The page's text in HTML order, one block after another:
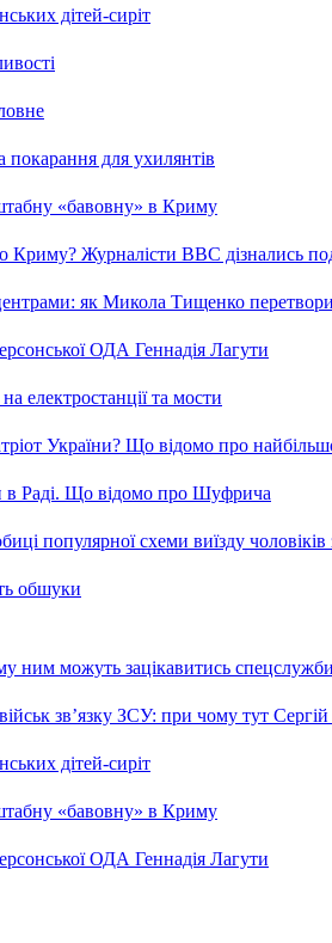
дітей-сиріт
покарання для ухилянтів
«бавовну» в Криму
Криму? Журналісти ВВС дізнались
як Микола Тищенко
ОДА Геннадія Лагути
електростанції та мости
України? Що відомо про
в Раді. Що відомо про Шуфрича
популярної схеми виїзду чоловіків
обшуки
ним можуть зацікавитись спецслужби
зв’язку ЗСУ: при чому тут
дітей-сиріт
«бавовну» в Криму
ОДА Геннадія Лагути